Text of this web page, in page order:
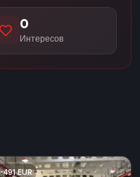
0
Интересов
-491 EUR